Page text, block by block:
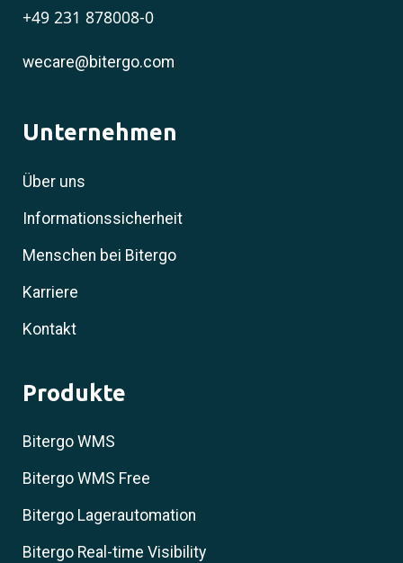
+49 231 878008-0
wecare@bitergo.com
Unternehmen
Über uns
Informationssicherheit
Menschen bei Bitergo
Karriere
Kontakt
Produkte
Bitergo WMS
Bitergo WMS Free
Bitergo Lagerautomation
Bitergo Real-time Visibility